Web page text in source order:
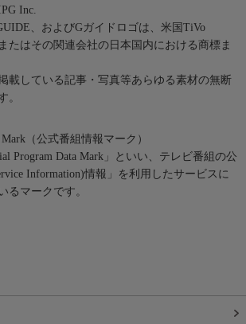
Inc.
、およびGガイドロゴは、米国TiVo
たはその関連会社の日本国内における商標ま
載している記事・写真等あらゆる素材の無断
。
（公式番組情報マーク）
Program Data Mark」といい、テレビ番組の公
Information)情報」を利用したサービスに
るマークです。